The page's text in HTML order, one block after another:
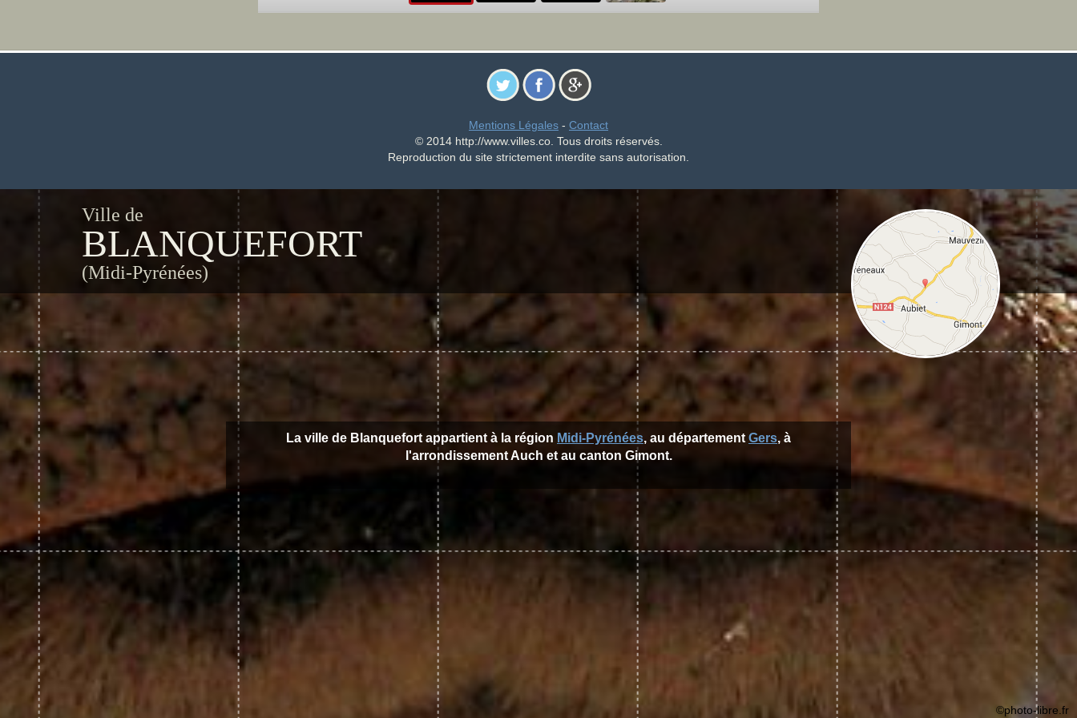
Mentions Légales - Contact
© 2014 http://www.villes.co. Tous droits réservés.
Reproduction du site strictement interdite sans autorisation.
Ville de
BLANQUEFORT
(Midi-Pyrénées)
La ville de Blanquefort appartient à la région Midi-Pyrénées, au département Gers, à
l'arrondissement Auch et au canton Gimont.
©photo-libre.fr